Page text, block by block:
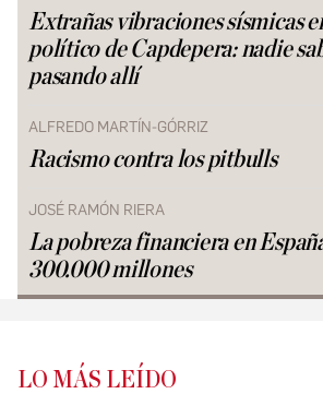
Extrañas vibraciones sísmicas
político de Capdepera: nadie
pasando allí
ALFREDO MARTÍN-GÓRRIZ
Racismo contra los pitbulls
JOSÉ RAMÓN RIERA
La pobreza financiera en
300.000 millones
LO MÁS LEÍDO